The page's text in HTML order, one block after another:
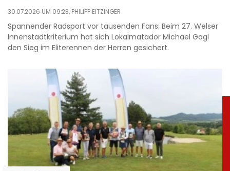
30.07.2026 UM 09:23, PHILIPP EITZINGER
Spannender Radsport vor tausenden Fans: Beim 27. Welser
Innenstadtkriterium hat sich Lokalmatador Michael Gogl
den Sieg im Eliterennen der Herren gesichert.